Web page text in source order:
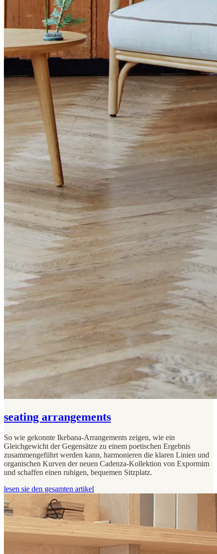
seating arrangements
So wie gekonnte Ikebana-Arrangements zeigen, wie ein
Gleichgewicht der Gegensätze zu einem poetischen Ergebnis
zusammengeführt werden kann, harmonieren die klaren Linien und
organischen Kurven der neuen Cadenza-Kollektion von Expormim
und schaffen einen ruhigen, bequemen Sitzplatz.
lesen sie den gesamten artikel